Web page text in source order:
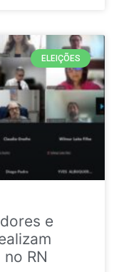
ELEIÇÕES
e
RN